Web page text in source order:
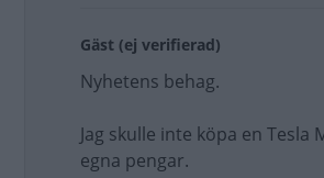
Gäst (ej verifierad)
Nyhetens behag.
Jag skulle inte köpa en Tesla
egna pengar.